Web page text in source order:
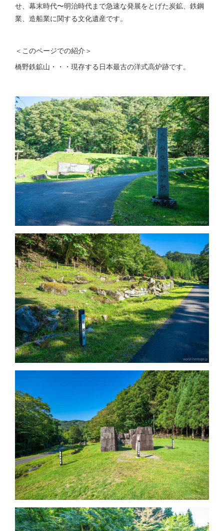
せ、幕末時代〜明治時代まで急速な発展をとげた炭鉱、鉄鋼
業、造船業に関する文化遺産です。
＜このページでの紹介＞
橋野鉄鉱山・・・現存する日本最古の洋式高炉跡です。